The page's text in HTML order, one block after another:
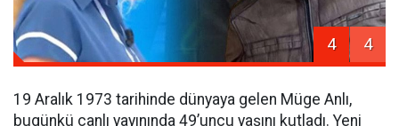
4 4
19 Aralık 1973 tarihinde dünyaya gelen Müge Anlı,
bugünkü canlı yayınında 49’uncu yaşını kutladı. Yeni